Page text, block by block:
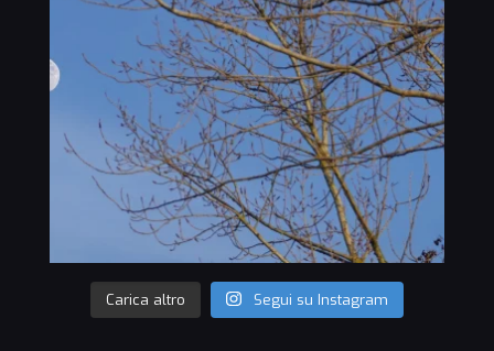
Carica altro Segui su Instagram